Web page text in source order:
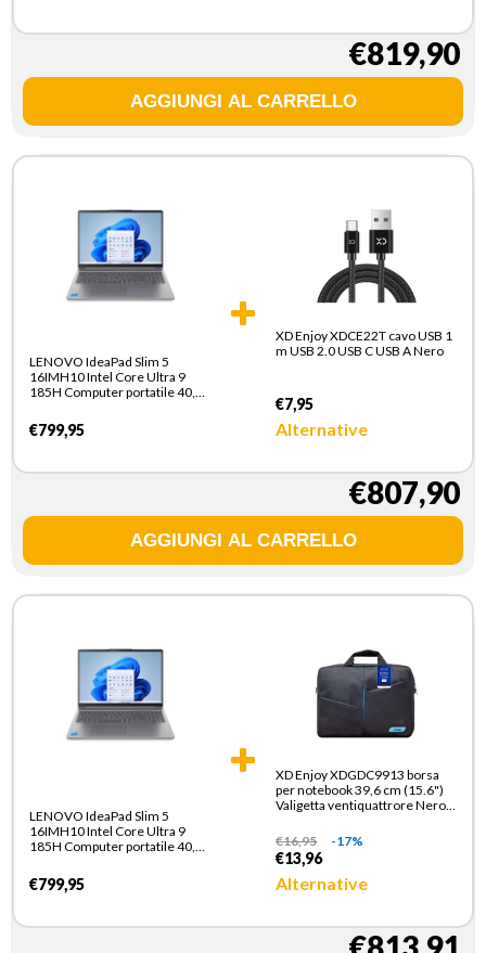
€819,90
LENOVO IdeaPad Slim 5
16IMH10 Intel Core Ultra 9
185H Computer portatile 40,6
SDRAM 512 GB SSD Wi-Fi 6
(802.11ax) Windows 11 Home
€799,95
XD Enjoy XDCE22T cavo USB 1
m USB 2.0 USB C USB A Nero
€7,95
Alternative
€807,90
LENOVO IdeaPad Slim 5
16IMH10 Intel Core Ultra 9
185H Computer portatile 40,6
SDRAM 512 GB SSD Wi-Fi 6
(802.11ax) Windows 11 Home
€799,95
XD Enjoy XDGDC9913 borsa
per notebook 39,6 cm (15.6")
Valigetta ventiquattrore Nero,
€16,95 -17%
€13,96
Alternative